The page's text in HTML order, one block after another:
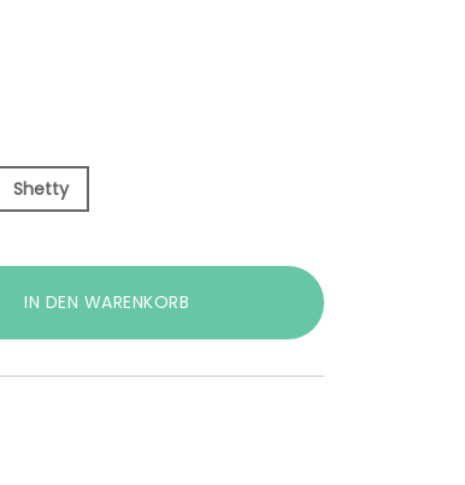
Shetty
IN DEN WARENKORB